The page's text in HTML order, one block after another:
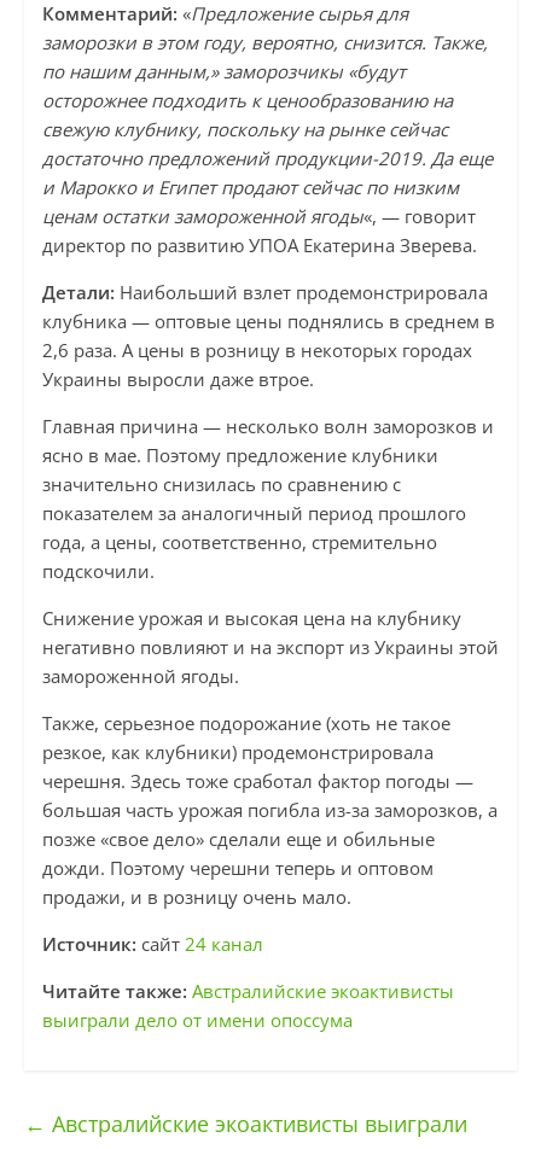
Комментарий: «Предложение сырья для
заморозки в этом году, вероятно, снизится. Также,
по нашим данным,» заморозчикы «будут
осторожнее подходить к ценообразованию на
свежую клубнику, поскольку на рынке сейчас
достаточно предложений продукции-2019. Да еще
и Марокко и Египет продают сейчас по низким
ценам остатки замороженной ягоды«, — говорит
директор по развитию УПОА Екатерина Зверева.
Детали: Наибольший взлет продемонстрировала
клубника — оптовые цены поднялись в среднем в
2,6 раза. А цены в розницу в некоторых городах
Украины выросли даже втрое.
Главная причина — несколько волн заморозков и
ясно в мае. Поэтому предложение клубники
значительно снизилась по сравнению с
показателем за аналогичный период прошлого
года, а цены, соответственно, стремительно
подскочили.
Снижение урожая и высокая цена на клубнику
негативно повлияют и на экспорт из Украины этой
замороженной ягоды.
Также, серьезное подорожание (хоть не такое
резкое, как клубники) продемонстрировала
черешня. Здесь тоже сработал фактор погоды —
большая часть урожая погибла из-за заморозков, а
позже «свое дело» сделали еще и обильные
дожди. Поэтому черешни теперь и оптовом
продажи, и в розницу очень мало.
Источник: сайт 24 канал
Читайте также: Австралийские экоактивисты
выиграли дело от имени опоссума
← Австралийские экоактивисты выиграли